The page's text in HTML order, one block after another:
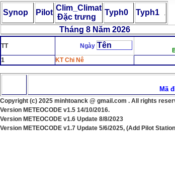
Synop Pilot
Clim_Climat
Đặc trưng
Typh0 Typh1 .
Tháng 8 Năm
TT Ngày Tên
1
KT Chi Nê
Mã
Copyright (c) 2025 minhtoanck @ gmail.com . All rights
Version METEOCODE v1.5 14/10/2016.
Version METEOCODE v1.6 Update 8/8/2023
Version METEOCODE v1.7 Update 5/6/2025, (Add Pilot